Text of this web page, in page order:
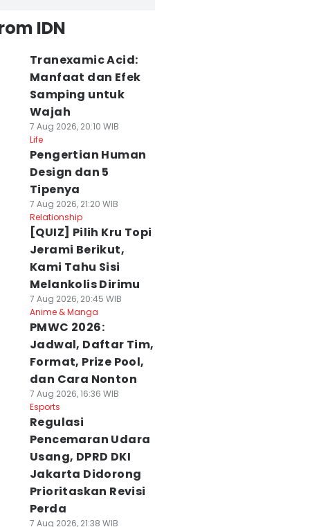
IDN
Tranexamic Acid:
Manfaat dan Efek
Samping untuk
Wajah
7 Aug 2026, 20:10 WIB
Life
Pengertian Human
Design dan 5
Tipenya
7 Aug 2026, 21:20 WIB
Relationship
[QUIZ] Pilih Kru Topi
Jerami Berikut,
Kami Tahu Sisi
Melankolis Dirimu
7 Aug 2026, 20:45 WIB
Anime & Manga
PMWC 2026:
Jadwal, Daftar Tim,
Format, Prize Pool,
dan Cara Nonton
7 Aug 2026, 16:36 WIB
Esports
Regulasi
Pencemaran Udara
Usang, DPRD DKI
Jakarta Didorong
Prioritaskan Revisi
Perda
7 Aug 2026, 21:38 WIB